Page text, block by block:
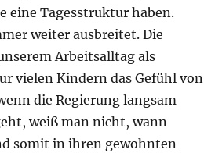
eine Tagesstruktur haben.
weiter ausbreitet. Die
Arbeitsalltag als
vielen Kindern das Gefühl von
die Regierung langsam
weiß man nicht, wann
somit in ihren gewohnten